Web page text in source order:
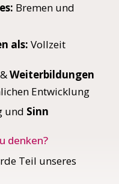
Bremen und
als: Vollzeit
Weiterbildungen
Entwicklung
und Sinn
denken?
Teil unseres